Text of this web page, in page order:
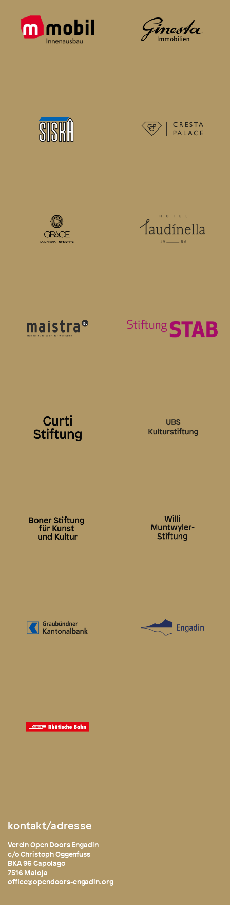
kontakt/adresse
Verein Open Doors Engadin
c/o Christoph Oggenfuss
BKA 96 Capolago
7516 Maloja
office@opendoors-engadin.org